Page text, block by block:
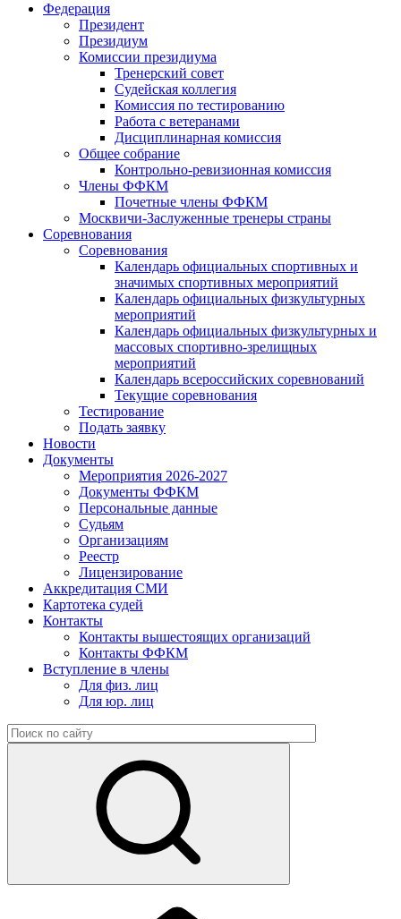
Федерация
Президент
Президиум
Комиссии президиума
Тренерский совет
Судейская коллегия
Комиссия по тестированию
Работа с ветеранами
Дисциплинарная комиссия
Общее собрание
Контрольно-ревизионная комиссия
Члены ФФКМ
Почетные члены ФФКМ
Москвичи-Заслуженные тренеры страны
Соревнования
Соревнования
Календарь официальных спортивных и
значимых спортивных мероприятий
Календарь официальных физкультурных
мероприятий
Календарь официальных физкультурных и
массовых спортивно-зрелищных
мероприятий
Календарь всероссийских соревнований
Текущие соревнования
Тестирование
Подать заявку
Новости
Документы
Мероприятия 2026-2027
Документы ФФКМ
Персональные данные
Судьям
Организациям
Реестр
Лицензирование
Аккредитация СМИ
Картотека судей
Контакты
Контакты вышестоящих организаций
Контакты ФФКМ
Вступление в члены
Для физ. лиц
Для юр. лиц